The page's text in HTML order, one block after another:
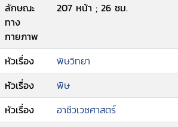
ลักษณะ
ทาง
กายภาพ
207 หน้า ; 26 ซม.
หัวเรื่อง
พิษวิทยา
หัวเรื่อง
พิษ
หัวเรื่อง
อาชีวเวชศาสตร์